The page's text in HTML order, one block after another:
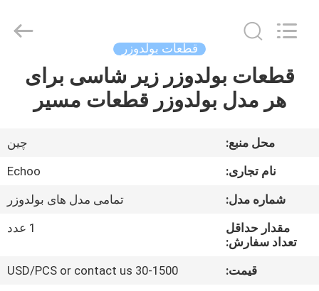
صفحه
اصلی
محصولات
درباره
Corporation.
قطعات بولدوزر
قطعات بولدوزر زیر شاسی برای
هر مدل بولدوزر قطعات مسیر
محل منبع:
چین
نام تجاری:
Echoo
شماره مدل:
تمامی مدل های بولدوزر
مقدار حداقل
تعداد سفارش:
1 عدد
قیمت:
30-1500 USD/PCS or contact us